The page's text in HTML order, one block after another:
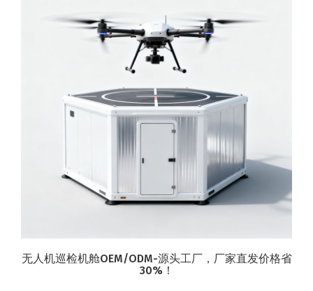
无人机巡检机舱OEM/ODM-源头工厂，厂家直发价格省
30%！